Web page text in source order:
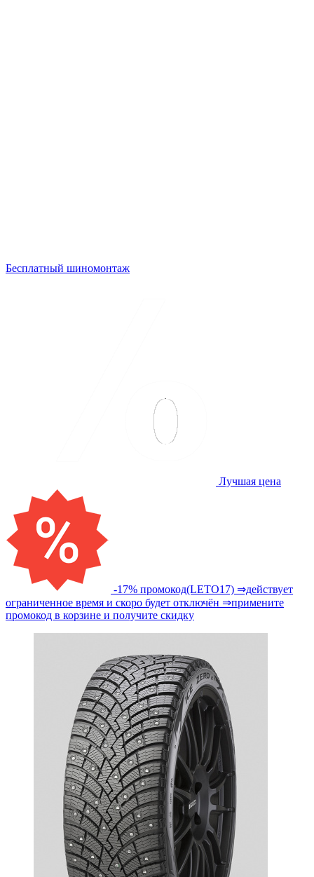
Бесплатный шиномонтаж
Лучшая цена
-17% промокод(LETO17) ⇒действует
ограниченное время и скоро будет отключён ⇒примените
промокод в корзине и получите скидку